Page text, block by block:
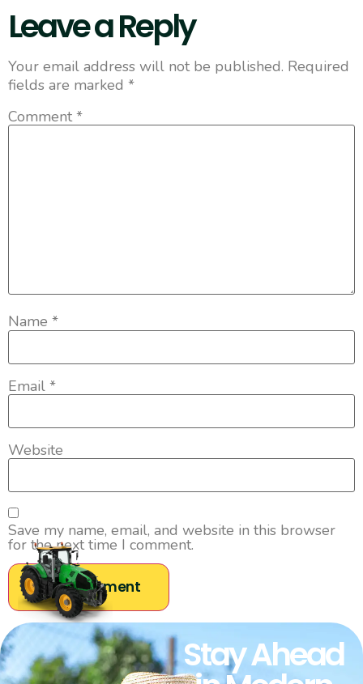
Leave a Reply
Your email address will not be published. Required
fields are marked *
Comment*
Name *
Email *
Website
Save my name, email, and website in this browser
for the next time I comment.
Stay Ahead